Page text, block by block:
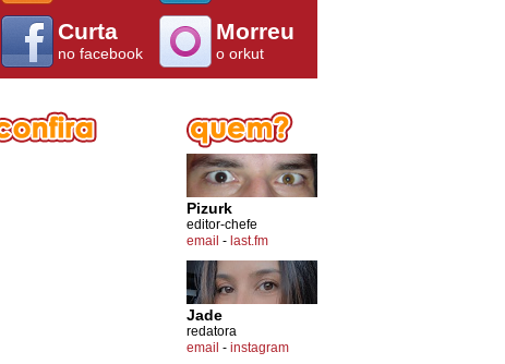
Curta
no facebook
Morreu
o orkut
Pizurk
editor-chefe
email - last.fm
Jade
redatora
email - instagram